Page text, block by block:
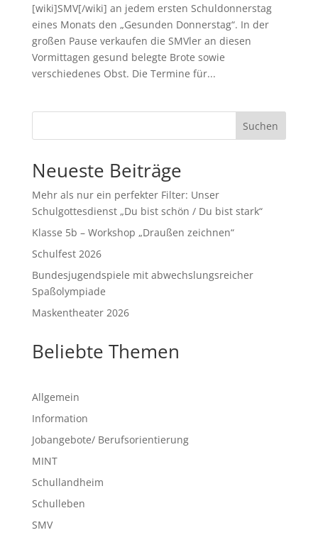
[wiki]SMV[/wiki] an jedem ersten Schuldonnerstag
eines Monats den „Gesunden Donnerstag“. In der
großen Pause verkaufen die SMVler an diesen
Vormittagen gesund belegte Brote sowie
verschiedenes Obst. Die Termine für...
Suchen
Neueste Beiträge
Mehr als nur ein perfekter Filter: Unser
Schulgottesdienst „Du bist schön / Du bist stark“
Klasse 5b – Workshop „Draußen zeichnen“
Schulfest 2026
Bundesjugendspiele mit abwechslungsreicher
Spaßolympiade
Maskentheater 2026
Beliebte Themen
Allgemein
Information
Jobangebote/ Berufsorientierung
MINT
Schullandheim
Schulleben
SMV